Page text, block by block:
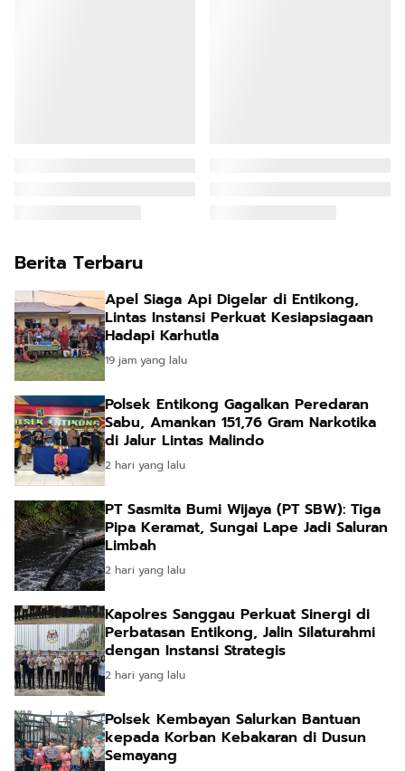
Berita Terbaru
Apel Siaga Api Digelar di Entikong,
Lintas Instansi Perkuat Kesiapsiagaan
Hadapi Karhutla
19 jam yang lalu
Polsek Entikong Gagalkan Peredaran
Sabu, Amankan 151,76 Gram Narkotika
di Jalur Lintas Malindo
2 hari yang lalu
PT Sasmita Bumi Wijaya (PT SBW): Tiga
Pipa Keramat, Sungai Lape Jadi Saluran
Limbah
2 hari yang lalu
Kapolres Sanggau Perkuat Sinergi di
Perbatasan Entikong, Jalin Silaturahmi
dengan Instansi Strategis
2 hari yang lalu
Polsek Kembayan Salurkan Bantuan
kepada Korban Kebakaran di Dusun
Semayang